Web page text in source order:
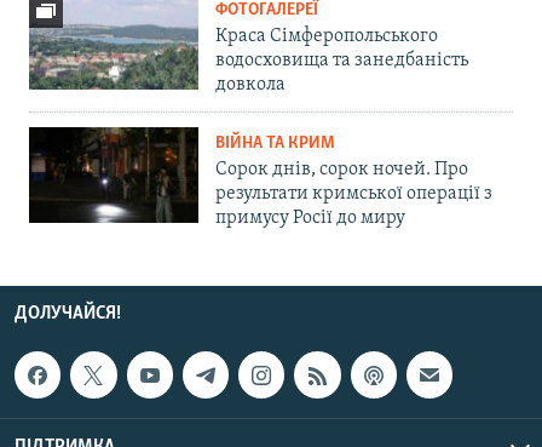
ФОТОГАЛЕРЕЇ
Краса Сімферопольського
водосховища та занедбаність
довкола
ВІЙНА ТА КРИМ
Сорок днів, сорок ночей. Про
результати кримської операції з
примусу Росії до миру
ДОЛУЧАЙСЯ!